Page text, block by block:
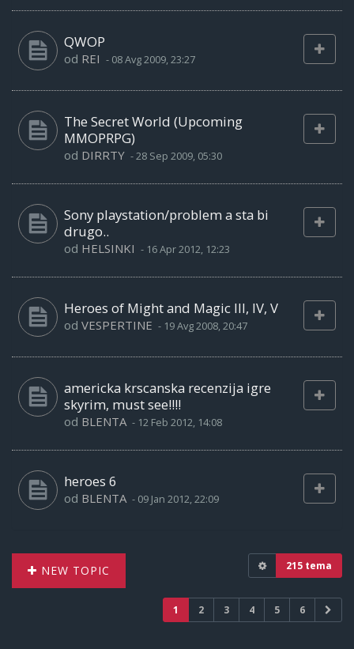
QWOP
od REI - 08 Avg 2009, 23:27
The Secret World (Upcoming
MMOPRPG)
od DIRRTY -28 Sep 2009, 05:30
Sony playstation/problem a sta bi
drugo..
od HELSINKI - 16 Apr 2012, 12:23
Heroes of Might and Magic III, IV, V
od VESPERTINE - 19 Avg 2008, 20:47
americka krscanska recenzija igre
skyrim, must see!!!!
od BLENTA - 12 Feb 2012, 14:08
heroes 6
od BLENTA - 09 Jan 2012, 22:09
NEW TOPIC 215 tema
1 2 3 4 5 6